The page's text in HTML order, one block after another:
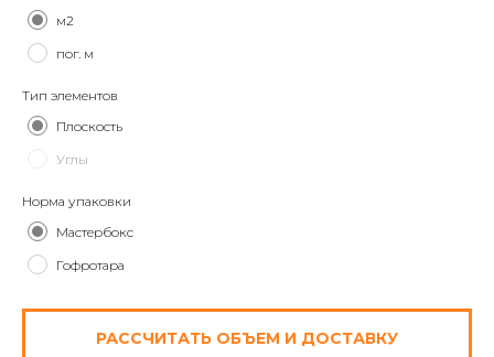
м2
пог. м
Тип элементов
Плоскость
Углы
Норма упаковки
Мастербокс
Гофротара
РАССЧИТАТЬ ОБЪЕМ И ДОСТАВКУ